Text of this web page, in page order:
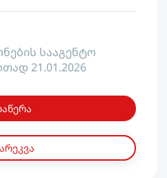
სააგენტო
21.01.2026